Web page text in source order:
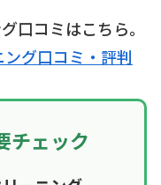
口コミはこちら。
グ口コミ・評判
チェック